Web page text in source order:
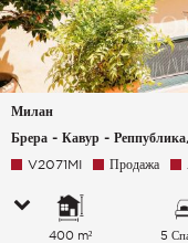
Милан
Брера - Кавур -
V2071MI Продажа
400 m² 5